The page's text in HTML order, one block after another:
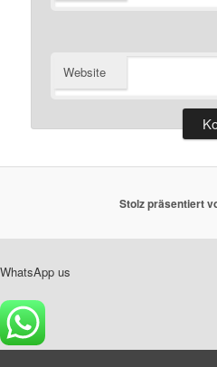
Website
Stolz präsentiert
WhatsApp us